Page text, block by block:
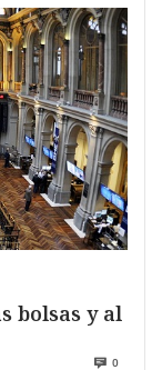
bolsas y al
0